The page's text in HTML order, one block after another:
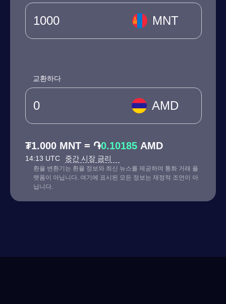
MNT
교환하다
AMD
₮1.000 MNT = ֏0.10185 AMD
14:13 UTC 중간 시장 금리
환율 변환기는 환율 정보와 최신 뉴스를 제공하며 통화 거래 플
랫폼이 아닙니다. 여기에 표시된 모든 정보는 재정적 조언이 아
닙니다.